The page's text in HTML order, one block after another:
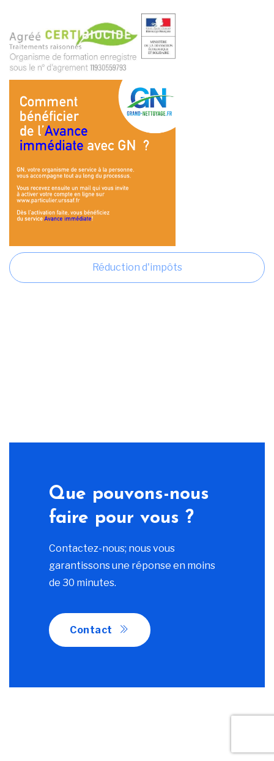
Réduction d'impôts
Que pouvons-nous
faire pour vous ?
Contactez-nous; nous vous
garantissons une réponse en moins
de 30 minutes.
Contact